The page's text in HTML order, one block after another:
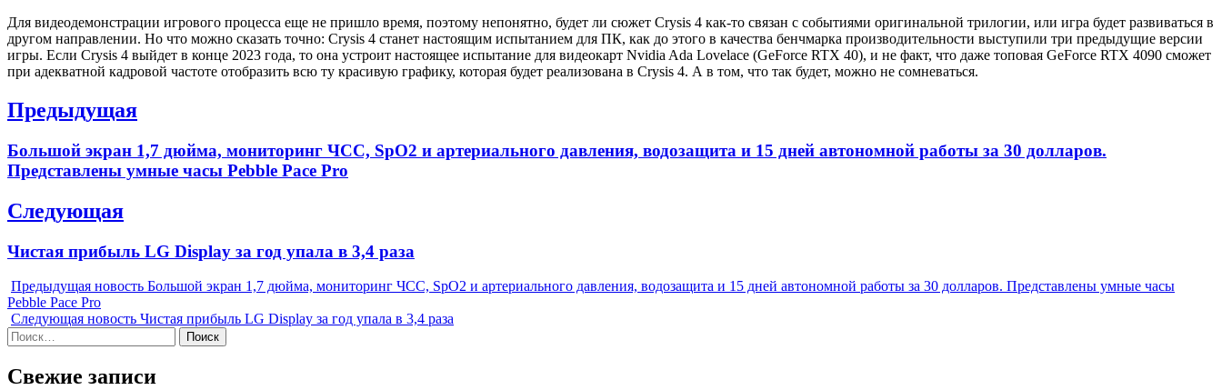
Для видеодемонстрации игрового процесса еще не пришло время, поэтому непонятно, будет ли сюжет Crysis 4 как-то связан с событиями оригинальной трилогии, или игра будет развиваться в
другом направлении. Но что можно сказать точно: Crysis 4 станет настоящим испытанием для ПК, как до этого в качества бенчмарка производительности выступили три предыдущие версии
игры. Если Crysis 4 выйдет в конце 2023 года, то она устроит настоящее испытание для видеокарт Nvidia Ada Lovelace (GeForce RTX 40), и не факт, что даже топовая GeForce RTX 4090 сможет
при адекватной кадровой частоте отобразить всю ту красивую графику, которая будет реализована в Crysis 4. А в том, что так будет, можно не сомневаться.
Навигация
записям
Предыдущая
Previous
post:
Большой экран 1,7 дюйма, мониторинг ЧСС, SpO2 и артериального давления, водозащита и 15 дней автономной работы за 30 долларов.
Представлены умные часы Pebble Pace Pro
Следующая
Next
Чистая прибыль LG Display за год упала в 3,4 раза
Предыдущая новость Большой экран 1,7 дюйма, мониторинг ЧСС, SpO2 и артериального давления, водозащита и 15 дней автономной работы за 30 долларов. Представлены умные часы
Pebble Pace Pro
Следующая новость Чистая прибыль LG Display за год упала в 3,4 раза
Найти:
Свежие записи